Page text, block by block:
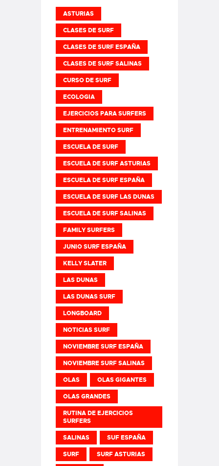
ASTURIAS
CLASES DE SURF
CLASES DE SURF ESPAÑA
CLASES DE SURF SALINAS
CURSO DE SURF
ECOLOGIA
EJERCICIOS PARA SURFERS
ENTRENAMIENTO SURF
ESCUELA DE SURF
ESCUELA DE SURF ASTURIAS
ESCUELA DE SURF ESPAÑA
ESCUELA DE SURF LAS DUNAS
ESCUELA DE SURF SALINAS
FAMILY SURFERS
JUNIO SURF ESPAÑA
KELLY SLATER
LAS DUNAS
LAS DUNAS SURF
LONGBOARD
NOTICIAS SURF
NOVIEMBRE SURF ESPAÑA
NOVIEMBRE SURF SALINAS
OLAS OLAS GIGANTES
OLAS GRANDES
RUTINA DE EJERCICIOS
SURFERS
SALINAS SUF ESPAÑA
SURF SURF ASTURIAS